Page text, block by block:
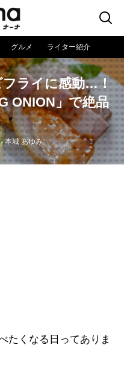
グルメ ライター紹介
フライに感動…！
ONION」で絶品
本城 あゆみ
たくなる日ってありま